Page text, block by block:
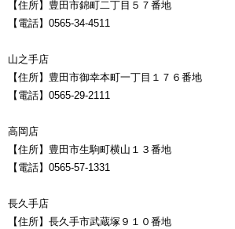
【住所】豊田市錦町二丁目５７番地
【電話】0565-34-4511
山之手店
【住所】豊田市御幸本町一丁目１７６番地
【電話】0565-29-2111
高岡店
【住所】豊田市生駒町横山１３番地
【電話】0565-57-1331
長久手店
【住所】長久手市武蔵塚９１０番地